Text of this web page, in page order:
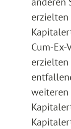
Cum-Ex-
weiteren